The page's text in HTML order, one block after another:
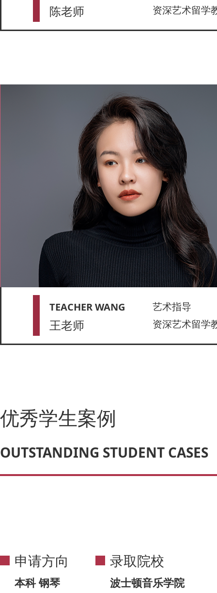
陈老师
资深艺术留学
TEACHER WANG
王老师
艺术指导
资深艺术留学
优秀学生案例
OUTSTANDING STUDENT CASES
申请方向
本科 钢琴
录取院校
波士顿音乐学院